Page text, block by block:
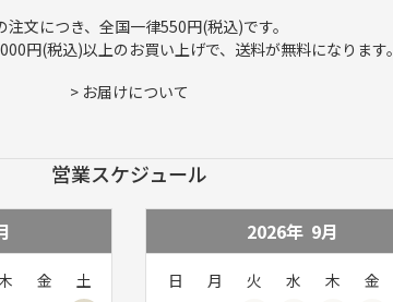
注文につき、全国一律550円(税込)です。
円(税込)以上のお買い上げで、送料が無料になります。
> お届けについて
営業スケジュール
金
土
2026年 9月
日 月 火 水 木 金